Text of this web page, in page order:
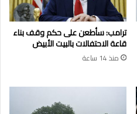
ترامب: سأطعن على حكم وقف بناء
قاعة الاحتفالات بالبيت الأبيض
منذ 14 ساعة